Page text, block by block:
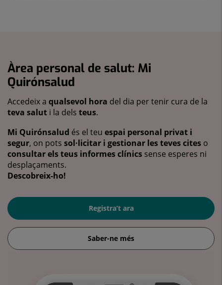
Àrea personal de salut: Mi
Quirónsalud
Accedeix a qualsevol hora del dia per tenir cura de la
teva salut i la dels teus.
Mi Quirónsalud és el teu espai personal privat i
segur, on pots sol·licitar i gestionar les teves cites o
consultar els teus informes clínics sense esperes ni
desplaçaments.
Descobreix-ho!
Registra’t ara
Saber-ne més